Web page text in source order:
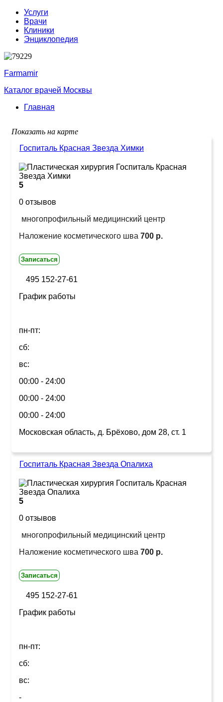
Услуги
Врачи
Клиники
Энциклопедия
Farmamir
Каталог врачей Москвы
Главная
Показать на карте
Госпиталь Красная Звезда Химки
5
0 отзывов
многопрофильный медицинский центр
Наложение косметического шва 700 р.
Записаться
495 152-27-61
График работы
пн-пт:
сб:
вс:
00:00 - 24:00
00:00 - 24:00
00:00 - 24:00
Московская область, д. Брёхово, дом 28, ст. 1
Госпиталь Красная Звезда Опалиха
5
0 отзывов
многопрофильный медицинский центр
Наложение косметического шва 700 р.
Записаться
495 152-27-61
График работы
пн-пт:
сб:
вс:
-